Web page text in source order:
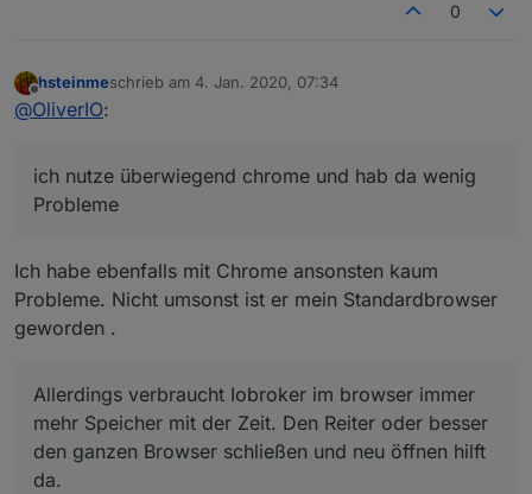
0
Offline
hsteinmeschrieb am 4. Jan. 2020, 07:34
zuletzt editiert von
@OliverIO:
ich nutze überwiegend chrome und hab da wenig
Probleme
Ich habe ebenfalls mit Chrome ansonsten kaum
Probleme. Nicht umsonst ist er mein Standardbrowser
geworden .
Allerdings verbraucht Iobroker im browser immer
mehr Speicher mit der Zeit. Den Reiter oder besser
den ganzen Browser schließen und neu öffnen hilft
da.